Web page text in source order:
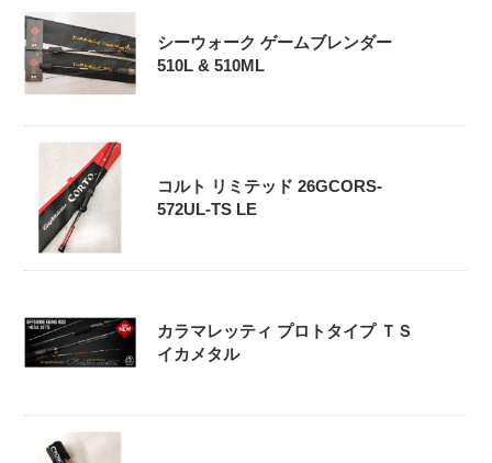
シーウォーク ゲームブレンダー
510L & 510ML
コルト リミテッド 26GCORS-
572UL-TS LE
カラマレッティ プロトタイプ ＴＳ
イカメタル